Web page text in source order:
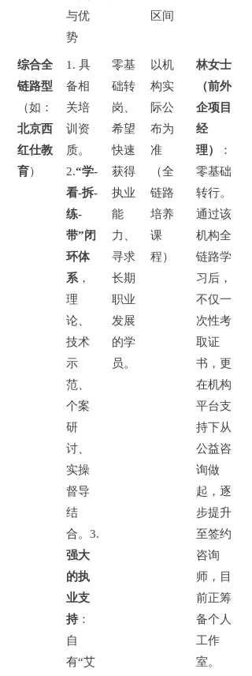
与优
势
区间
综合全
链路型
（如：
北京西
红仕教
育）
1.具
备相
关培
训资
质。
2.“学-
看-拆-
练-
带”闭
环体
系，
理
论、
技术
示
范、
个案
研
讨、
实操
督导
结
合。3.
强大
的执
业支
持 ：
自
有“艾
零基
础转
岗、
希望
快速
获得
执业
能
力、
寻求
长期
职业
发展
的学
员。
以机
构实
际公
布为
准
（全
链路
培养
课
程）
林女士
（前外
企项目
经
理）
：
零基础
转行。
通过该
机构全
链路学
习后，
不仅一
次性考
取证
书，更
在机构
平台支
持下从
公益咨
询做
起，逐
步提升
至签约
咨询
师，目
前正筹
备个人
工作
室。